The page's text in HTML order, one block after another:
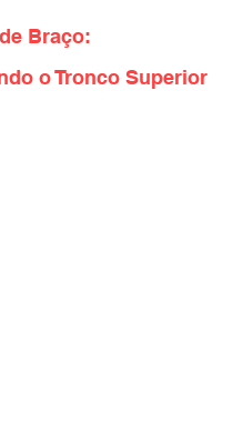
Braço:
o Tronco Superior